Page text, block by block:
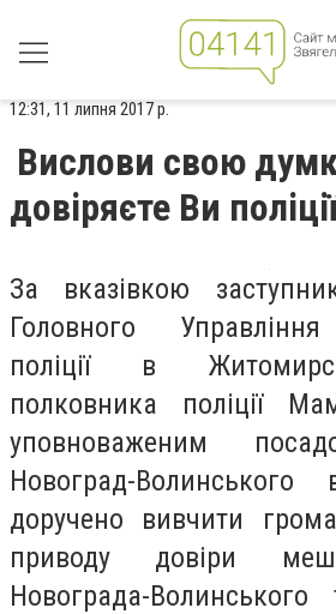
12:31, 11 липня 2017 р.
Вислови свою
довіряєте Ви
За вказівкою
Головного
поліції в
полковника поліції
уповноваженим
Новоград-Волинського
доручено вивчити
приводу довіри
Новограда-